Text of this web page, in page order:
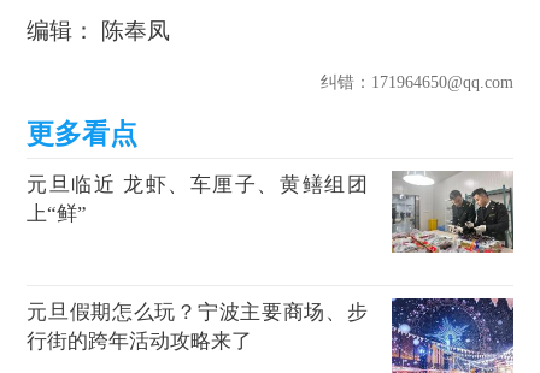
编辑： 陈奉凤
纠错：171964650@qq.com
元旦临近 龙虾、车厘子、黄鳝组团
上“鲜”
元旦假期怎么玩？宁波主要商场、步
行街的跨年活动攻略来了